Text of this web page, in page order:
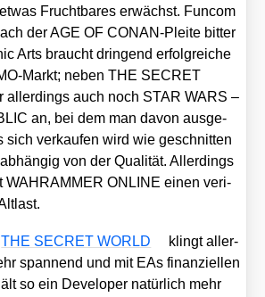
Frucht­ba­res erwächst. Fun­com
der AGE OF CONAN-Plei­te bit­ter
Arts braucht drin­gend erfolg­rei­che
Markt; neben THE SECRET
aller­dings auch noch STAR WARS –
an, bei dem man davon aus­ge­
sich ver­kau­fen wird wie geschnit­ten
von der Qua­li­tät. Aller­dings
WAHRAMMER ONLINE einen veri­
THE SECRET WORLD
klingt aller­
span­nend und mit EAs finan­zi­el­len
so ein Deve­lo­per natür­lich mehr